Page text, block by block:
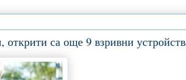
са още 9 взривни